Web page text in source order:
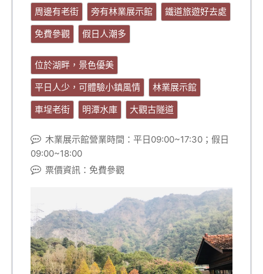
周邊有老街
旁有林業展示館
鐵道旅遊好去處
免費參觀
假日人潮多
位於湖畔，景色優美
平日人少，可體驗小鎮風情
林業展示館
車埕老街
明潭水庫 大觀古隧道
木業展示館營業時間：平日09:00~17:30；假日
09:00~18:00
票價資訊：免費參觀